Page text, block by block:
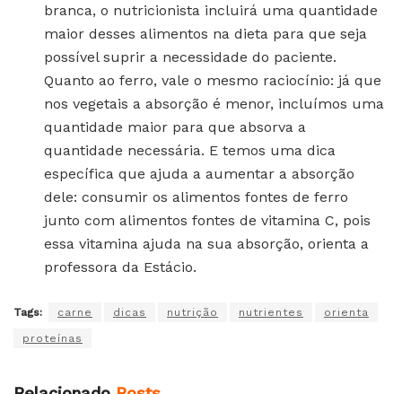
branca, o nutricionista incluirá uma quantidade
maior desses alimentos na dieta para que seja
possível suprir a necessidade do paciente.
Quanto ao ferro, vale o mesmo raciocínio: já que
nos vegetais a absorção é menor, incluímos uma
quantidade maior para que absorva a
quantidade necessária. E temos uma dica
específica que ajuda a aumentar a absorção
dele: consumir os alimentos fontes de ferro
junto com alimentos fontes de vitamina C, pois
essa vitamina ajuda na sua absorção, orienta a
professora da Estácio.
Tags: carne dicas nutrição nutrientes orienta
proteínas